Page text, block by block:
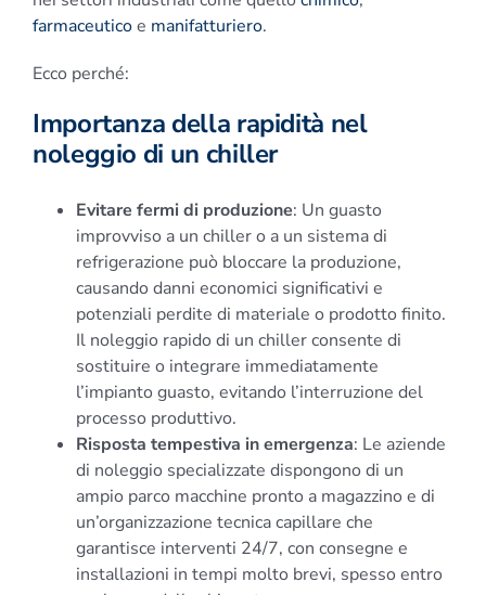
farmaceuticoe manifatturiero.
Ecco perché:
Importanza della rapidità nel
noleggio di un chiller
Evitare fermi di produzione: Un guasto
improvviso a un chiller o a un sistema di
refrigerazione può bloccare la produzione,
causando danni economici significativi e
potenziali perdite di materiale o prodotto finito.
Il noleggio rapido di un chiller consente di
sostituire o integrare immediatamente
l’impianto guasto, evitando l’interruzione del
processo produttivo.
Risposta tempestiva in emergenza: Le aziende
di noleggio specializzate dispongono di un
ampio parco macchine pronto a magazzino e di
un’organizzazione tecnica capillare che
garantisce interventi 24/7, con consegne e
installazioni in tempi molto brevi, spesso entro